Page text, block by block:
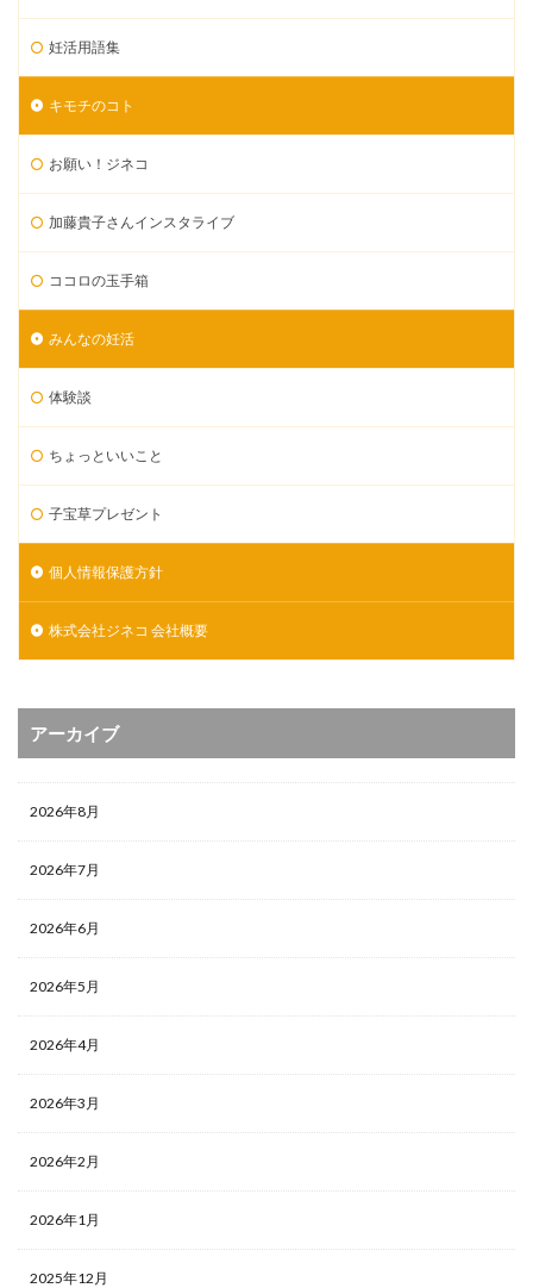
妊活用語集
キモチのコト
お願い！ジネコ
加藤貴子さんインスタライブ
ココロの玉手箱
みんなの妊活
体験談
ちょっといいこと
子宝草プレゼント
個人情報保護方針
株式会社ジネコ 会社概要
アーカイブ
2026年8月
2026年7月
2026年6月
2026年5月
2026年4月
2026年3月
2026年2月
2026年1月
2025年12月